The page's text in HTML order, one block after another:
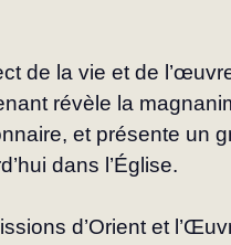
de la vie et de
révèle la
et présente un
dans l’Église.
d’Orient et